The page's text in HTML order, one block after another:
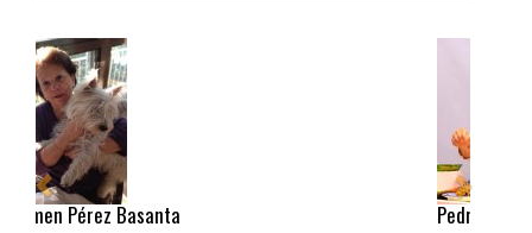
Pedro Manuel Collado Cruz